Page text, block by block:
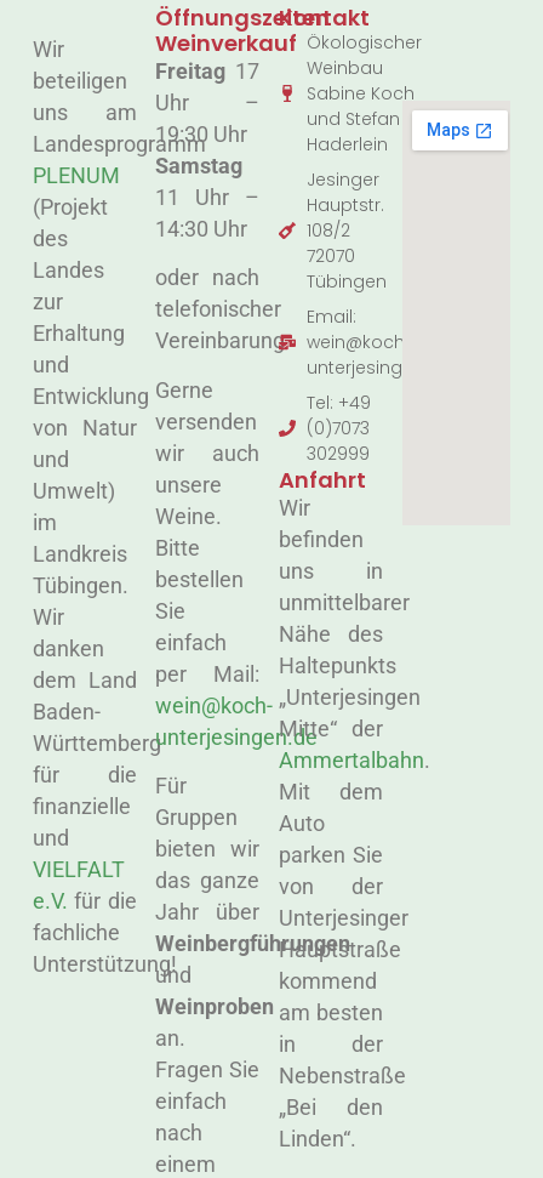
Wir
beteiligen
uns am
Landesprogramm
PLENUM
(Projekt
des
Landes
zur
Erhaltung
und
Entwicklung
von Natur
und
Umwelt)
im
Landkreis
Tübingen.
Wir
danken
dem Land
Baden-
Württemberg
für die
finanzielle
und
VIELFALT
e.V. für die
fachliche
Unterstützung!
Öffnungszeiten
Weinverkauf
Freitag 17
Uhr –
19:30 Uhr
Samstag
11 Uhr –
14:30 Uhr
oder nach
telefonischer
Vereinbarung
Gerne
versenden
wir auch
unsere
Weine.
Bitte
bestellen
Sie
einfach
per Mail:
wein@koch-
unterjesingen.de
Für
Gruppen
bieten wir
das ganze
Jahr über
Weinbergführungen
und
Weinproben
an.
Fragen Sie
einfach
nach
einem
Kontakt
Ökologischer
Weinbau
Sabine Koch
und Stefan
Haderlein
Jesinger
Hauptstr.
108/2
72070
Tübingen
Email:
wein@koch-
unterjesingen.de
Tel: +49
(0)7073
302999
Anfahrt
Wir
befinden
uns in
unmittelbarer
Nähe des
Haltepunkts
„Unterjesingen
Mitte“ der
Ammertalbahn.
Mit dem
Auto
parken Sie
von der
Unterjesinger
Hauptstraße
kommend
am besten
in der
Nebenstraße
„Bei den
Linden“.